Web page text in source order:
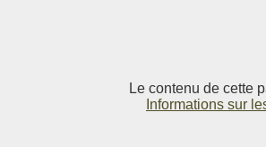
Le contenu de cette
Informations sur